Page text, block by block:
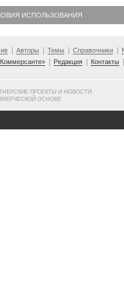
ИСПОЛЬЗОВАНИЯ
Авторы Темы Справочники
Редакция Контакты
ПРОЕКТЫ И НОВОСТИ
ОСНОВЕ